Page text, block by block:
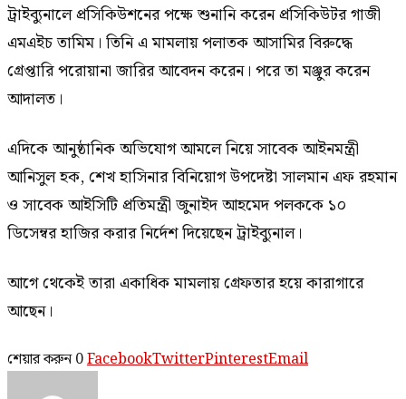
ট্রাইব্যুনালে প্রসিকিউশনের পক্ষে শুনানি করেন প্রসিকিউটর গাজী
এমএইচ তামিম। তিনি এ মামলায় পলাতক আসামির বিরুদ্ধে
গ্রেপ্তারি পরোয়ানা জারির আবেদন করেন। পরে তা মঞ্জুর করেন
আদালত।
এদিকে আনুষ্ঠানিক অভিযোগ আমলে নিয়ে সাবেক আইনমন্ত্রী
আনিসুল হক, শেখ হাসিনার বিনিয়োগ উপদেষ্টা সালমান এফ রহমান
ও সাবেক আইসিটি প্রতিমন্ত্রী জুনাইদ আহমেদ পলককে ১০
ডিসেম্বর হাজির করার নির্দেশ দিয়েছেন ট্রাইব্যুনাল।
আগে থেকেই তারা একাধিক মামলায় গ্রেফতার হয়ে কারাগারে
আছেন।
শেয়ার করুন 0FacebookTwitterPinterestEmail